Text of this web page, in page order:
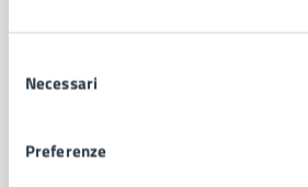
delNecessari
Preferenze
Personale amministrativo
Intranet, posta aziendale e protocollo